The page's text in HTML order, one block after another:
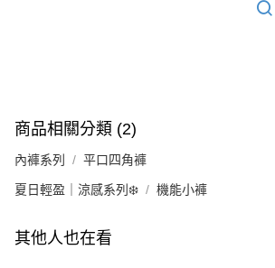
商品相關分類 (2)
內褲系列 平口四角褲
夏日輕盈｜涼感系列❄️ 機能小褲
其他人也在看